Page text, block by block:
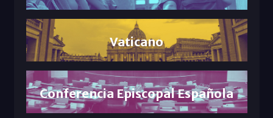
Vaticano
Conferencia Episcopal Española